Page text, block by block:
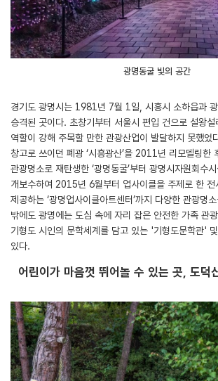
광명동굴 빛의 공간
경기도 광명시는 1981년 7월 1일, 시흥시 소하읍과
승격된 곳이다. 초창기부터 서울시 편입 건으로 설왕
역할이 강해 주목할 만한 관광산업이 발달하지 못했었
창고로 쓰이던 폐광 ‘시흥광산’을 2011년 리모델링한
관광명소로 재탄생한 ‘광명동굴’부터 광명시자원회수
개보수하여 2015년 6월부터 업사이클을 주제로 한
제공하는 ‘광명업사이클아트센터’까지 다양한 관광명
밖에도 광명에는 도심 속에 자리 잡은 안전한 가족 관
기형도 시인의 문학세계를 담고 있는 '기형도문학관' 및
있다.
어린이가 마음껏 뛰어놀 수 있는 곳, 도덕